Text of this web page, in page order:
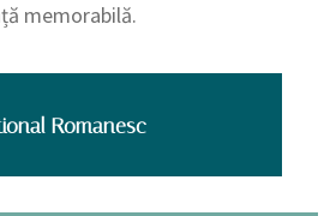
memorabilă.
Romanesc